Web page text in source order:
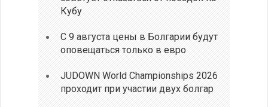
Кубу
С 9 августа цены в Болгарии будут
оповещаться только в евро
JUDOWN World Championships 2026
проходит при участии двух болгар